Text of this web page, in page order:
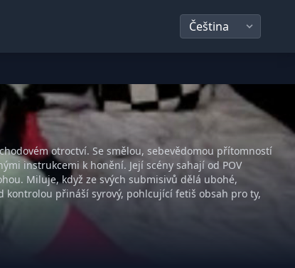
otroctví. Se smělou, sebevědomou přítomností
instrukcemi k honění. Její scény sahají od POV
Miluje, když ze svých submisivů dělá ubohé,
kontrolou přináší syrový, pohlcující fetiš obsah pro ty,